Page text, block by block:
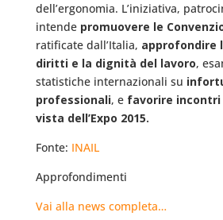
dell’ergonomia. L’iniziativa,
intende promuovere le
ratificate dall’Italia, approfondire
diritti e la dignità del lavoro,
statistiche internazionali su
professionali, e favorire
vista dell’Expo 2015.
Fonte: INAIL
Approfondimenti
Vai alla news completa…